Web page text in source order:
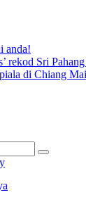
anda!
rekod Sri
di Chiang